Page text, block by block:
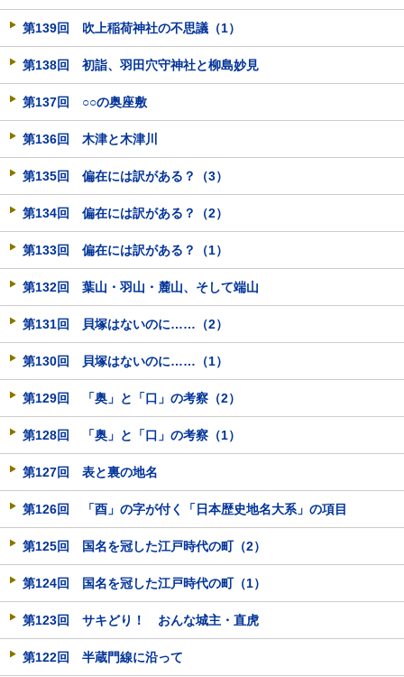
第139回 吹上稲荷神社の不思議（1）
第138回 初詣、羽田穴守神社と柳島妙見
第137回 ○○の奥座敷
第136回 木津と木津川
第135回 偏在には訳がある？（3）
第134回 偏在には訳がある？（2）
第133回 偏在には訳がある？（1）
第132回 葉山・羽山・麓山、そして端山
第131回 貝塚はないのに……（2）
第130回 貝塚はないのに……（1）
第129回 「奥」と「口」の考察（2）
第128回 「奥」と「口」の考察（1）
第127回 表と裏の地名
第126回 「酉」の字が付く「日本歴史地名大系」の項目
第125回 国名を冠した江戸時代の町（2）
第124回 国名を冠した江戸時代の町（1）
第123回 サキどり！ おんな城主・直虎
第122回 半蔵門線に沿って